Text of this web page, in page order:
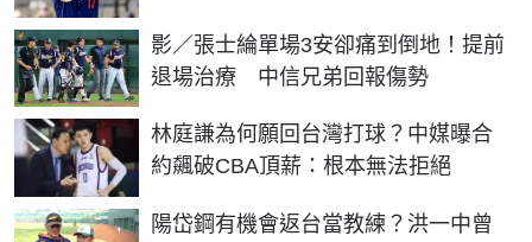
影／張士綸單場3安卻痛到倒地！提前
退場治療 中信兄弟回報傷勢
林庭謙為何願回台灣打球？中媒曝合
約飆破CBA頂薪：根本無法拒絕
陽岱鋼有機會返台當教練？洪一中曾